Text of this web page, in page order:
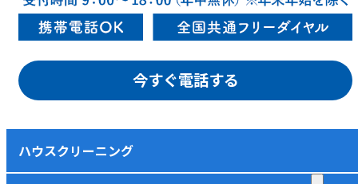
今すぐ電話する
ハウスクリーニング